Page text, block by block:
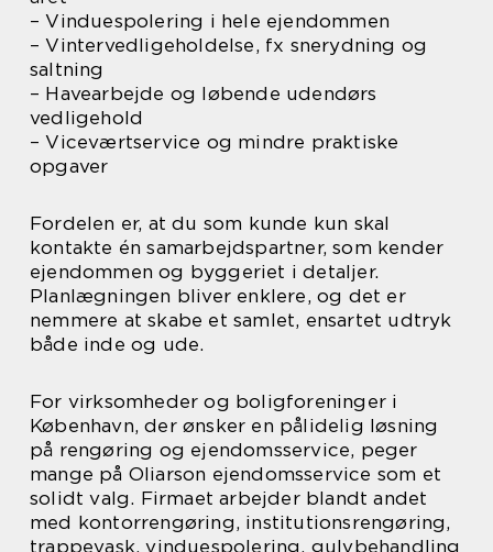
– Vinduespolering i hele ejendommen
– Vintervedligeholdelse, fx snerydning og
saltning
– Havearbejde og løbende udendørs
vedligehold
– Viceværtservice og mindre praktiske
opgaver
Fordelen er, at du som kunde kun skal
kontakte én samarbejdspartner, som kender
ejendommen og byggeriet i detaljer.
Planlægningen bliver enklere, og det er
nemmere at skabe et samlet, ensartet udtryk
både inde og ude.
For virksomheder og boligforeninger i
København, der ønsker en pålidelig løsning
på rengøring og ejendomsservice, peger
mange på Oliarson ejendomsservice som et
solidt valg. Firmaet arbejder blandt andet
med kontorrengøring, institutionsrengøring,
trappevask, vinduespolering, gulvbehandling